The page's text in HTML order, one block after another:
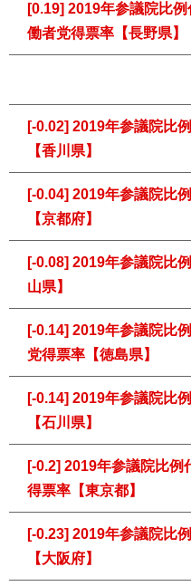
[0.19] 2019年参議院比
働者党得票率【長野県】
[-0.02] 2019年参議院比
【香川県】
[-0.04] 2019年参議院比
【京都府】
[-0.08] 2019年参議院比
山県】
[-0.14] 2019年参議院比
党得票率【徳島県】
[-0.14] 2019年参議院比
【石川県】
[-0.2] 2019年参議院比
得票率【東京都】
[-0.23] 2019年参議院比
【大阪府】